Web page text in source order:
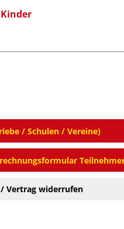
/ Schulen / Vereine)
Vertrag widerrufen